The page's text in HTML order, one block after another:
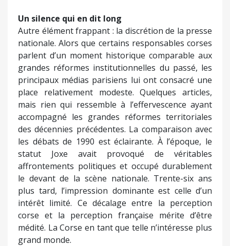
Un silence qui en dit long
Autre élément frappant : la discrétion de la presse
nationale. Alors que certains responsables corses
parlent d’un moment historique comparable aux
grandes réformes institutionnelles du passé, les
principaux médias parisiens lui ont consacré une
place relativement modeste. Quelques articles,
mais rien qui ressemble à l’effervescence ayant
accompagné les grandes réformes territoriales
des décennies précédentes. La comparaison avec
les débats de 1990 est éclairante. À l’époque, le
statut Joxe avait provoqué de véritables
affrontements politiques et occupé durablement
le devant de la scène nationale. Trente-six ans
plus tard, l’impression dominante est celle d’un
intérêt limité. Ce décalage entre la perception
corse et la perception française mérite d’être
médité. La Corse en tant que telle n’intéresse plus
grand monde.